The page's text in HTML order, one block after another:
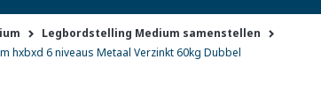
Legbordstelling Medium samenstellen
hxbxd 6 niveaus Metaal Verzinkt 60kg Dubbel